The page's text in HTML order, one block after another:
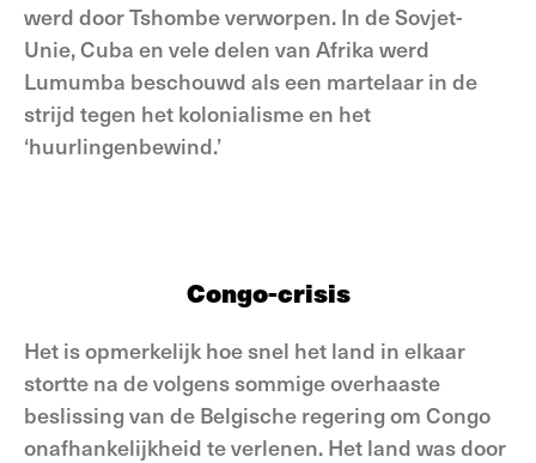
werd door Tshombe verworpen. In de Sovjet-
Unie, Cuba en vele delen van Afrika werd
Lumumba beschouwd als een martelaar in de
strijd tegen het kolonialisme en het
‘huurlingenbewind.’
Congo-crisis
Het is opmerkelijk hoe snel het land in elkaar
stortte na de volgens sommige overhaaste
beslissing van de Belgische regering om Congo
onafhankelijkheid te verlenen. Het land was door